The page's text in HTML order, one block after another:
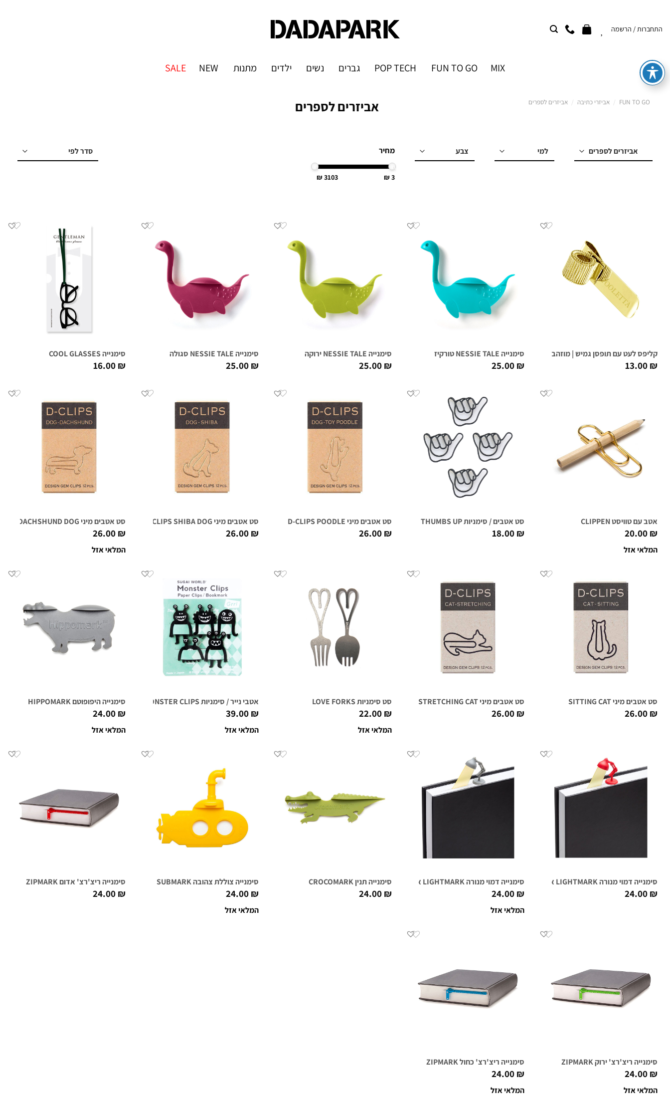
content
התחברות / הרשמה
MIX
FUN TO GO
POP TECH גברים נשים ילדים מתנות NEW
SALE
אביזרים לספרים FUN TO GO
/ אביזרי כתיבה / אביזרים לספרים
למי מחיר
3
3103
קליפס לעט עם תופסן גמיש | מוזהב
13.00 ₪
סימנייה NESSIE TALE טורקיז
25.00 ₪
סימנייה NESSIE TALE ירוקה
25.00 ₪
סימנייה NESSIE TALE סגולה
25.00 ₪
סימנייה COOL GLASSES
16.00 ₪
אטב עם טוויסט CLIPPEN
20.00 ₪
המלאי אזל
סט אטבים / סימניות THUMBS UP
18.00 ₪
סט אטבים מיני D-CLIPS POODLE
26.00 ₪
סט אטבים מיני D-CLIPS SHIBA DOG
26.00 ₪
סט אטבים מיני DACHSHUND DOG
26.00 ₪
המלאי אזל
סט אטבים מיני SITTING CAT
26.00 ₪
סט אטבים מיני STRETCHING CAT
26.00 ₪
סט סימניות LOVE FORKS
22.00 ₪
המלאי אזל
אטבי נייר / סימניות MONSTER CLIPS שחור
39.00 ₪
המלאי אזל
סימנייה היפופוטם HIPPOMARK
24.00 ₪
המלאי אזל
סימנייה דמוי מנורה LIGHTMARK אדום
24.00 ₪
סימנייה דמוי מנורה LIGHTMARK אפור
24.00 ₪
המלאי אזל
סימנייה תנין CROCOMARK
24.00 ₪
סימנייה צוללת צהובה SUBMARK
24.00 ₪
המלאי אזל
סימנייה ריצ'רצ' אדום ZIPMARK
24.00 ₪
סימנייה ריצ'רצ' ירוק ZIPMARK
24.00 ₪
המלאי אזל
סימנייה ריצ'רצ' כחול ZIPMARK
24.00 ₪
המלאי אזל